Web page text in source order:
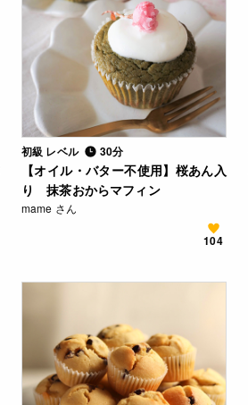
初級 レベル 30分
【オイル・バター不使用】桜あん入
り 抹茶おからマフィン
mame さん
104